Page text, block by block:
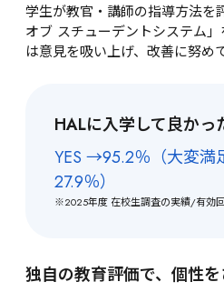
学生が教官・講師の指導方法を
オブ スチューデントシステム
は意見を吸い上げ、改善に努め
HALに入学して良かっ
YES →95.2％（大変満
27.9％）
※2025年度 在校生調査の実績/有効
独自の教育評価で、個性を